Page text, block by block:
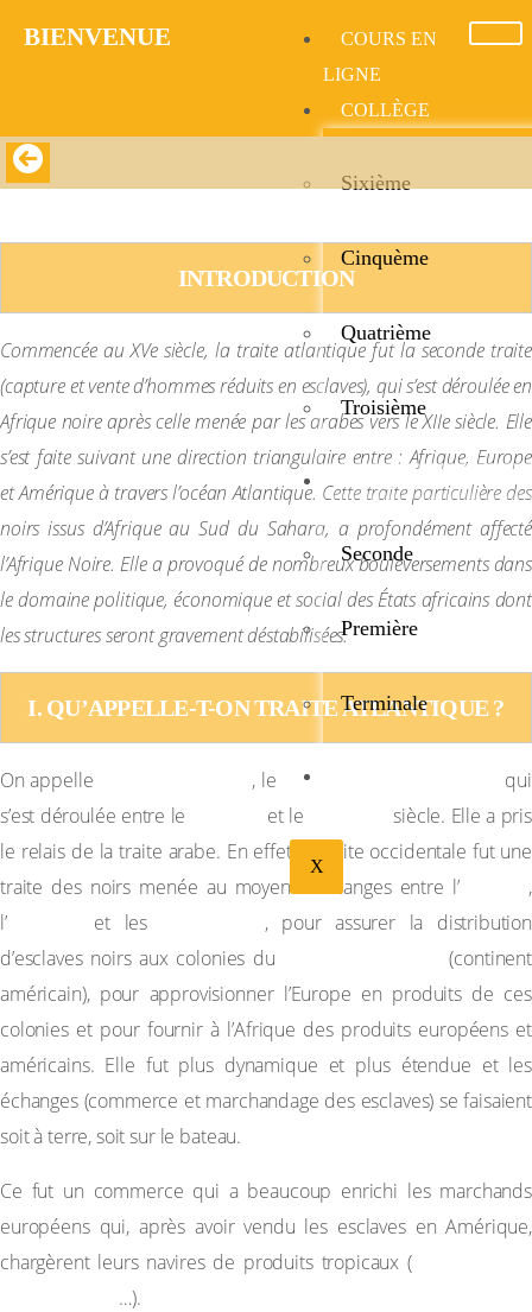
BIENVENUE​
COURS EN
LIGNE
COLLÈGE
Sixième
Cinquème
Quatrième
Troisième
Seconde
Première
Terminale
X
INTRODUCTION
Commencée au XVe siècle, la traite atlantique fut la seconde traite
(capture et vente d’hommes réduits en esclaves), qui s’est déroulée en
Afrique noire après celle menée par les arabes vers le XIIe siècle. Elle
s’est faite suivant une direction triangulaire entre : Afrique, Europe
et Amérique à travers l’océan Atlantique. Cette traite particulière des
noirs issus d’Afrique au Sud du Sahara, a profondément affecté
l’Afrique Noire. Elle a provoqué de nombreux bouleversements dans
le domaine politique, économique et social des États africains dont
les structures seront gravement déstabilisées.
I. QU’APPELLE-T-ON TRAITE ATLANTIQUE ?
On appelle , le commerce triangulaire qui
s’est déroulée entre le
et le
siècle. Elle a pris
le relais de la traite arabe. En effet, la traite occidentale fut une
traite des noirs menée au moyen d’échanges entre l’Europe ,
l’Afrique et les
, pour assurer la distribution
d’esclaves noirs aux colonies du
Nouveau Monde(continent
américain), pour approvisionner l’Europe en produits de ces
colonies et pour fournir à l’Afrique des produits européens et
américains. Elle fut plus dynamique et plus étendue et les
échanges (commerce et marchandage des esclaves) se faisaient
soit à terre, soit sur le bateau.
Ce fut un commerce qui a beaucoup enrichi les marchands
européens qui, après avoir vendu les esclaves en Amérique,
chargèrent leurs navires de produits tropicaux (tabac, sucre,
…).